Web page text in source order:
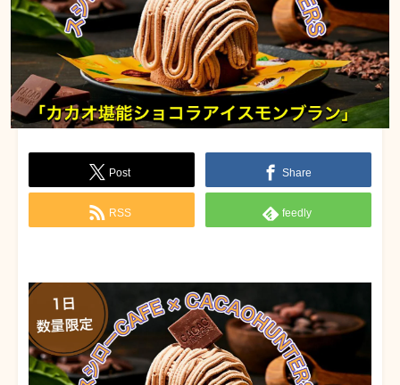
Post Share
RSS feedly